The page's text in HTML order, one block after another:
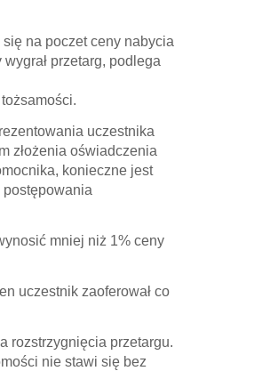
na poczet ceny nabycia
przetarg, podlega
uczestnika
złożenia oświadczenia
konieczne jest
postępowania
mniej niż 1% ceny
uczestnik zaoferował co
rozstrzygnięcia przetargu.
nie stawi się bez